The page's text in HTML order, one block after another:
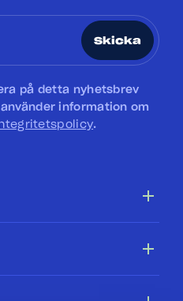
Skicka
på detta nyhetsbrev
information om
.